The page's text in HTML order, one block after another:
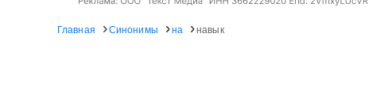
Главная Синонимы на навык